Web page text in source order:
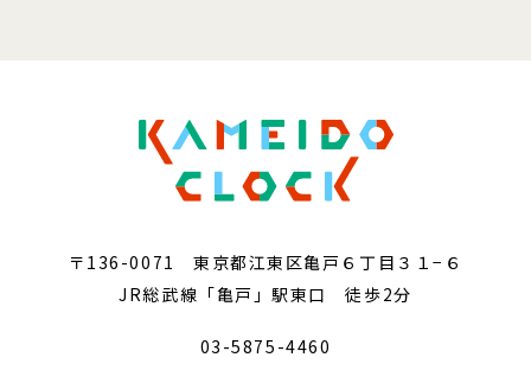
〒136-0071 東京都江東区亀戸６丁目３１−６
JR総武線「亀戸」駅東口 徒歩2分
03-5875-4460